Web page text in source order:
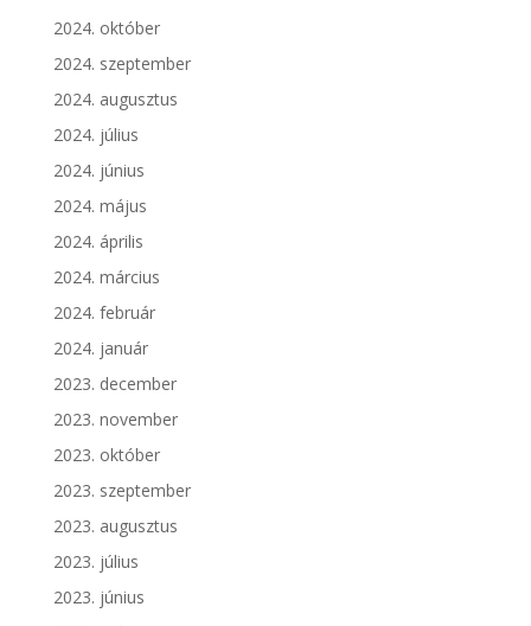
2024. október
2024. szeptember
2024. augusztus
2024. július
2024. június
2024. május
2024. április
2024. március
2024. február
2024. január
2023. december
2023. november
2023. október
2023. szeptember
2023. augusztus
2023. július
2023. június